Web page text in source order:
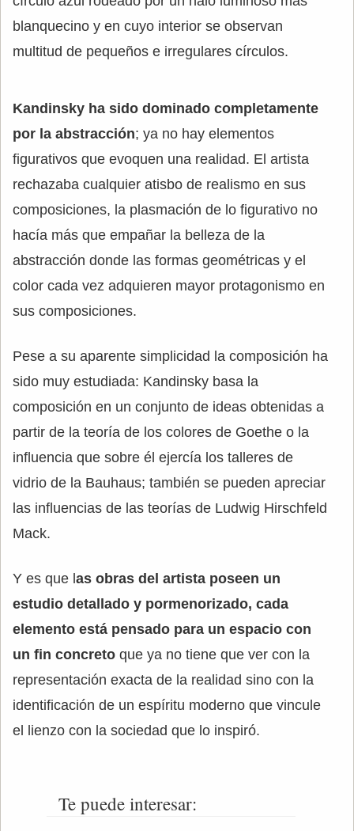
blanquecino y en cuyo interior se observan
multitud de pequeños e irregulares círculos.
Kandinsky ha sido dominado completamente
por la abstracción; ya no hay elementos
figurativos que evoquen una realidad. El artista
rechazaba cualquier atisbo de realismo en sus
composiciones, la plasmación de lo figurativo no
hacía más que empañar la belleza de la
abstracción donde las formas geométricas y el
color cada vez adquieren mayor protagonismo en
sus composiciones.
Pese a su aparente simplicidad la composición ha
sido muy estudiada: Kandinsky basa la
composición en un conjunto de ideas obtenidas a
partir de la teoría de los colores de Goethe o la
influencia que sobre él ejercía los talleres de
vidrio de la Bauhaus; también se pueden apreciar
las influencias de las teorías de Ludwig Hirschfeld
Mack.
Y es que las obras del artista poseen un
estudio detallado y pormenorizado, cada
elemento está pensado para un espacio con
un fin concreto que ya no tiene que ver con la
representación exacta de la realidad sino con la
identificación de un espíritu moderno que vincule
el lienzo con la sociedad que lo inspiró.
Te puede interesar: